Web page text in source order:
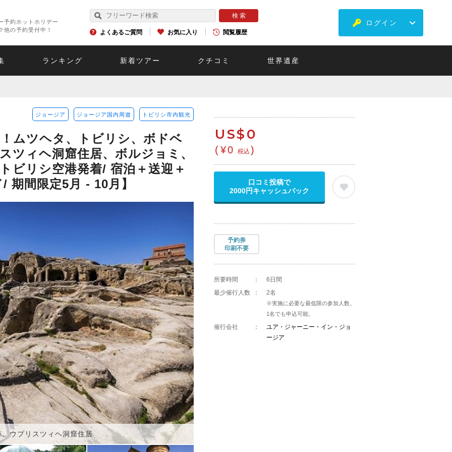
予約ホットホリデー
他の予約受付中！
よくあるご質問 お気に入り 閲覧履歴
ログイン
ランキング 新着ツアー クチコミ 世界遺産
ジョージア ジョージア国内周遊 トビリシ市内観光
ムツヘタ、トビリシ、ボドベ
ツィヘ洞窟住居、ボルジョミ、
ビリシ空港発着/ 宿泊＋送迎＋
期間限定5月 - 10月】
、ウプリスツィヘ洞窟住居
US$0
(¥0 税込 )
口コミ投稿で
2000円キャッシュバック
予約券
印刷不要
所要時間 ：
6日間
最少催行人数
： 2名
※実施に必要な最低限の参加人数。
1名でも申込可能。
催行会社 ：
ユア・ジャーニー・イン・ジョ
ージア